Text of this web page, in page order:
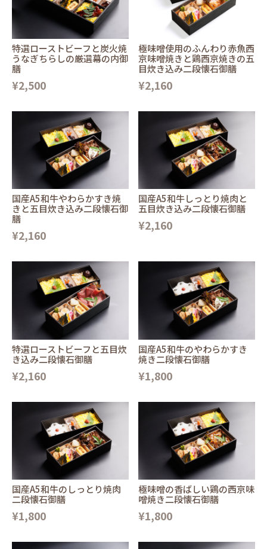
特選ローストビーフと炭火焼
うなぎちらしの厳選幕の内御
膳
¥2,500
極味噌使用のふんわり赤魚西
京味噌焼きと鶏西京焼きの五
目炊き込み二段懐石御膳
¥2,160
国産A5和牛やわらかすき焼
きと五目炊き込み二段懐石御
膳
¥2,160
国産A5和牛しっとり焼肉と
五目炊き込み二段懐石御膳
¥2,160
特選ローストビーフと五目炊
き込み二段懐石御膳
¥2,160
国産A5和牛のやわらかすき
焼き二段懐石御膳
¥1,800
国産A5和牛のしっとり焼肉
二段懐石御膳
¥1,800
極味噌の香ばしい鶏の西京味
噌焼き二段懐石御膳
¥1,800